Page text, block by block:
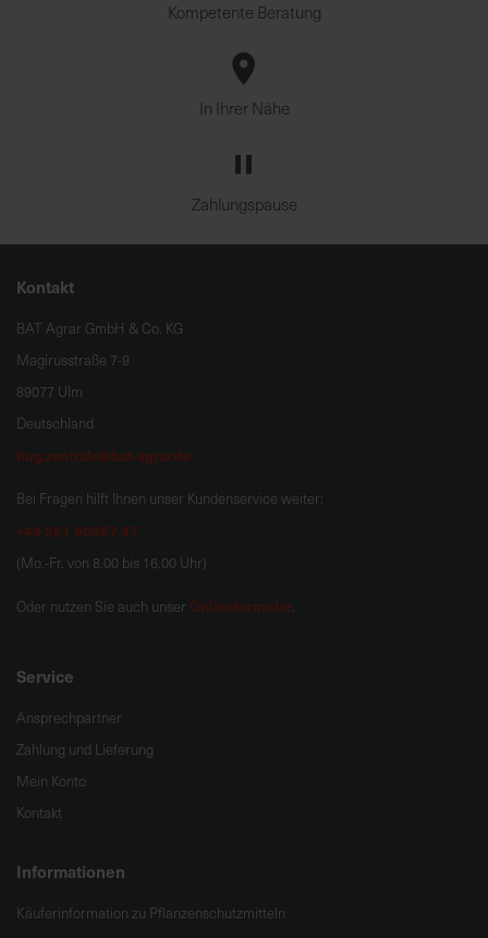
Kompetente Beratung
In Ihrer Nähe
Zahlungspause
Kontakt
BAT Agrar GmbH & Co. KG
Magirusstraße 7-9
89077 Ulm
Deutschland
hug.zentrale@bat-agrar.de
Bei Fragen hilft Ihnen unser Kundenservice weiter:
+49 251 60957 47
(Mo.-Fr. von 8.00 bis 16.00 Uhr)
Oder nutzen Sie auch unser Onlineformular.
Service
Ansprechpartner
Zahlung und Lieferung
Mein Konto
Kontakt
Informationen
Käuferinformation zu Pflanzenschutzmitteln